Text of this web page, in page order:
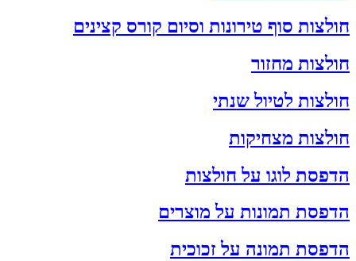
חולצות סוף טירונות וסיום קורס קצינים
חולצות מחזור
חולצות לטיול שנתי
חולצות מצחיקות
הדפסת לוגו על חולצות
הדפסת תמונות על מוצרים
הדפסת תמונה על זכוכית